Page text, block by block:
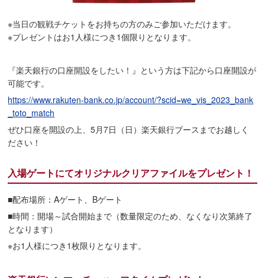
※当日の観戦チケットをお持ちの方のみご参加いただけます。
※プレゼントはお1人様につき1個限りとなります。
『楽天銀行の口座開設をしたい！』という方は下記から口座開設が
可能です。
https://www.rakuten-bank.co.jp/account/?scid=we_vis_2023_bank
_toto_match
ぜひ口座を開設の上、5月7日（日）楽天銀行ブースまでお越しく
ださい！
入場ゲートにてオリジナルクリアファイルをプレゼント！
■配布場所：Aゲート、Bゲート
■時間：開場～試合開始まで（数量限定のため、なくなり次第終了
となります）
※お1人様につき1枚限りとなります。